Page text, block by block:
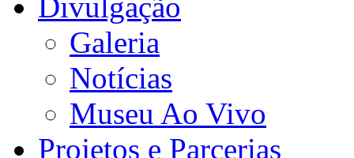
Galeria
Notícias
Museu Ao Vivo
Projetos e Parcerias